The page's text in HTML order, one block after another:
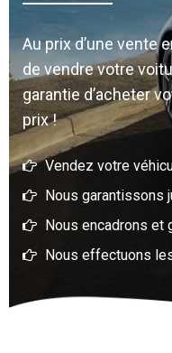
Au prix d’une vente
de vendre votre
garantie d’acheter
prix !
Vendez votre
Nous garantissons
Nous encadrons et
Nous effectuons